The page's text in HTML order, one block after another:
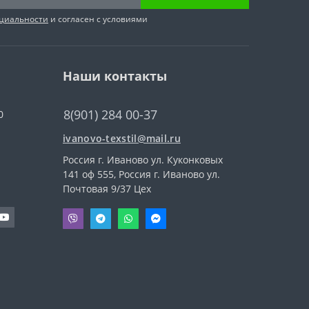
и согласен с условиями
Наши контакты
8(901) 284 00-37
ivanovo-texstil@mail.ru
Россия г. Иваново ул. Куконковых
141 оф 555, Россия г. Иваново ул.
Почтовая 9/37 Цех